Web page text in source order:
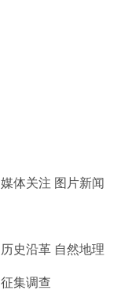
媒体关注 图片新闻
历史沿革 自然地理
征集调查